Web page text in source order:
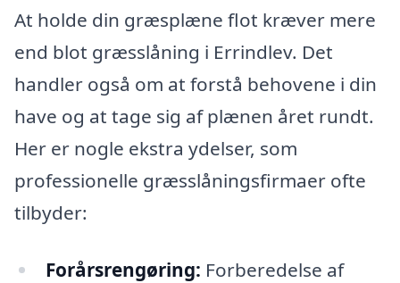
At holde din græsplæne flot kræver mere
end blot græsslåning i Errindlev. Det
handler også om at forstå behovene i din
have og at tage sig af plænen året rundt.
Her er nogle ekstra ydelser, som
professionelle græsslåningsfirmaer ofte
tilbyder:
Forårsrengøring: Forberedelse af